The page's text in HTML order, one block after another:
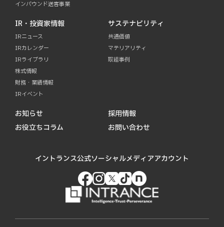
インバウンド送客事業
IR・投資家情報
IRニュース
IRカレンダー
IRライブラリ
株式情報
財務・業績情報
IRイベント
サステナビリティ
共通価値
マテリアリティ
取組事例
お知らせ
お役立ちコラム
採用情報
お問い合わせ
イントランス公式ソーシャルメディアアカウント